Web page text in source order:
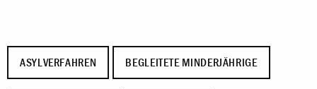
ASYLVERFAHREN BEGLEITETE MINDERJÄHRIGE